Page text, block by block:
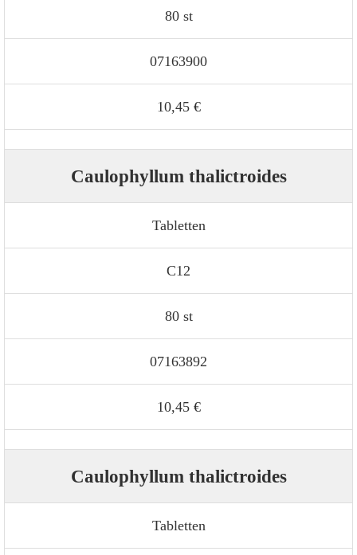
80 st
07163900
10,45 €
Caulophyllum thalictroides
Tabletten
C12
80 st
07163892
10,45 €
Caulophyllum thalictroides
Tabletten